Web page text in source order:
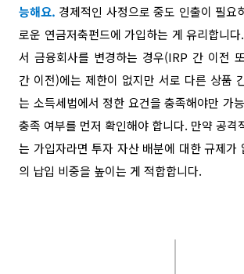
능해요. 경제적인 사정으로 중도 인출이 필요
로운 연금저축펀드에 가입하는 게 유리합니
서 금융회사를 변경하는 경우(IRP 간 이전
간 이전)에는 제한이 없지만 서로 다른 상품
는 소득세법에서 정한 요건을 충족해야만 가
충족 여부를 먼저 확인해야 합니다. 만약 공격
는 가입자라면 투자 자산 배분에 대한 규제가
의 납입 비중을 높이는 게 적합합니다.